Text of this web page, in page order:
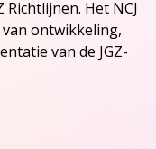
Richtlijnen. Het NCJ
ontwikkeling,
van de JGZ-